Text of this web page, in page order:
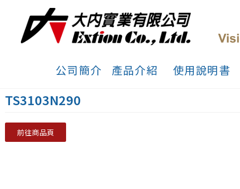
公司簡介 產品介紹 使用說明書
TS3103N290
前往商品頁